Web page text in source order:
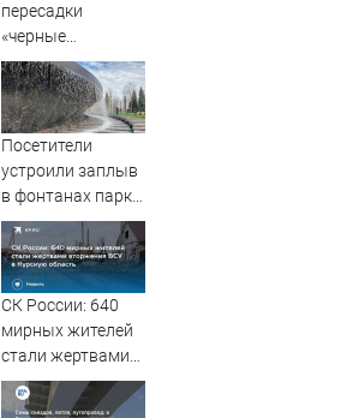
пересадки
«черные
трансплантологи»
извлекали у еще
живых пациентов
Посетители
устроили заплыв
в фонтанах парка
Галицкого
СК России: 640
мирных жителей
стали жертвами
вторжения ВСУ в
Курскую область